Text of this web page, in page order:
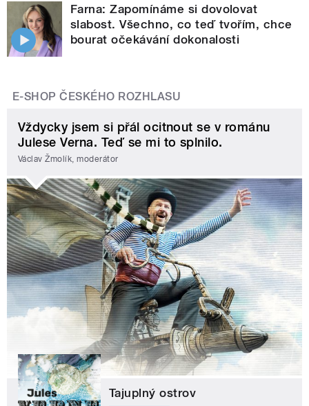
Farna: Zapomínáme si dovolovat
slabost. Všechno, co teď tvořím, chce
bourat očekávání dokonalosti
E-SHOP ČESKÉHO ROZHLASU
Vždycky jsem si přál ocitnout se v románu
Julese Verna. Teď se mi to splnilo.
Václav Žmolík, moderátor
Tajuplný ostrov